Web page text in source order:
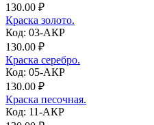
130.00 ₽
Краска золото.
Код: 03-АКР
130.00 ₽
Краска серебро.
Код: 05-АКР
130.00 ₽
Краска песочная.
Код: 11-АКР